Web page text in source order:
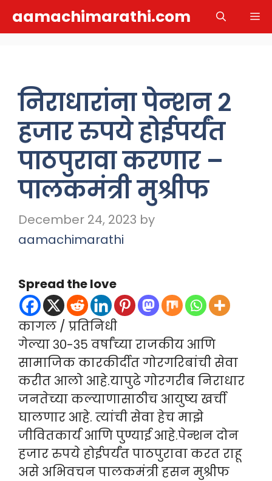
aamachimarathi.com
निराधारांना पेन्शन २
हजार रुपये होईपर्यंत
पाठपुरावा करणार –
पालकमंत्री मुश्रीफ
December 24, 2023 by
aamachimarathi
Spread the love
कागल / प्रतिनिधी
गेल्या ३०-३५ वर्षांच्या राजकीय आणि
सामाजिक कारकीर्दीत गोरगरिबांची सेवा
करीत आलो आहे.यापुढे गोरगरीब निराधार
जनतेच्या कल्याणासाठीच आयुष्य खर्ची
घालणार आहे. त्यांची सेवा हेच माझे
जीवितकार्य आणि पुण्याई आहे.पेन्शन दोन
हजार रुपये होईपर्यंत पाठपुरावा करत राहू
असे अभिवचन पालकमंत्री हसन मुश्रीफ